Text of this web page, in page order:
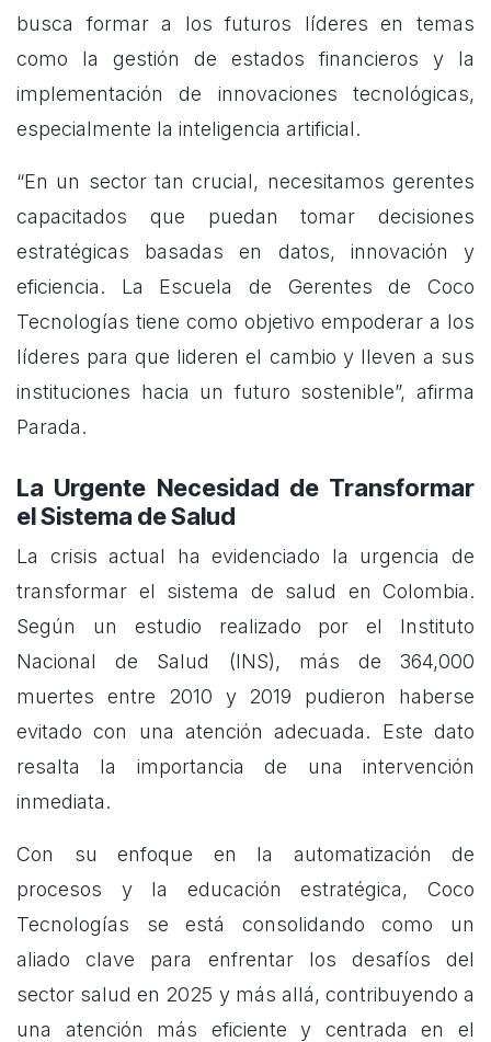
busca formar a los futuros líderes en temas
como la gestión de estados financieros y la
implementación de innovaciones tecnológicas,
especialmente la inteligencia artificial.
“En un sector tan crucial, necesitamos gerentes
capacitados que puedan tomar decisiones
estratégicas basadas en datos, innovación y
eficiencia. La Escuela de Gerentes de Coco
Tecnologías tiene como objetivo empoderar a los
líderes para que lideren el cambio y lleven a sus
instituciones hacia un futuro sostenible”, afirma
Parada.
La Urgente Necesidad de Transformar
el Sistema de Salud
La crisis actual ha evidenciado la urgencia de
transformar el sistema de salud en Colombia.
Según un estudio realizado por el Instituto
Nacional de Salud (INS), más de 364,000
muertes entre 2010 y 2019 pudieron haberse
evitado con una atención adecuada. Este dato
resalta la importancia de una intervención
inmediata.
Con su enfoque en la automatización de
procesos y la educación estratégica, Coco
Tecnologías se está consolidando como un
aliado clave para enfrentar los desafíos del
sector salud en 2025 y más allá, contribuyendo a
una atención más eficiente y centrada en el